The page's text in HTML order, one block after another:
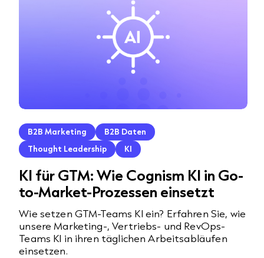
B2B Marketing
B2B Daten
Thought Leadership
KI
KI für GTM: Wie Cognism KI in Go-
to-Market-Prozessen einsetzt
Wie setzen GTM-Teams KI ein? Erfahren Sie, wie
unsere Marketing-, Vertriebs- und RevOps-
Teams KI in ihren täglichen Arbeitsabläufen
einsetzen.